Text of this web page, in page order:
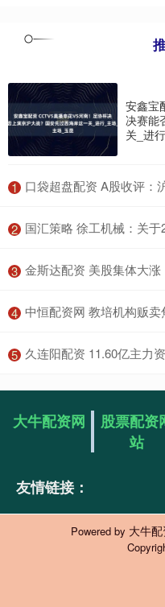
安鑫宝
决赛能
关_进
1 口袋超盘配资 A股收评：
2 国汇策略 徐工机械：关于2025年股票期权与限制性
3 金斯达配资 美股集体大涨！中
4 中恒配资网 教培机构贩卖焦虑，以“学情
5 久连阳配资 11.60亿主力
大牛配资网
股票配资
站
友情链接：
Powered by 大牛